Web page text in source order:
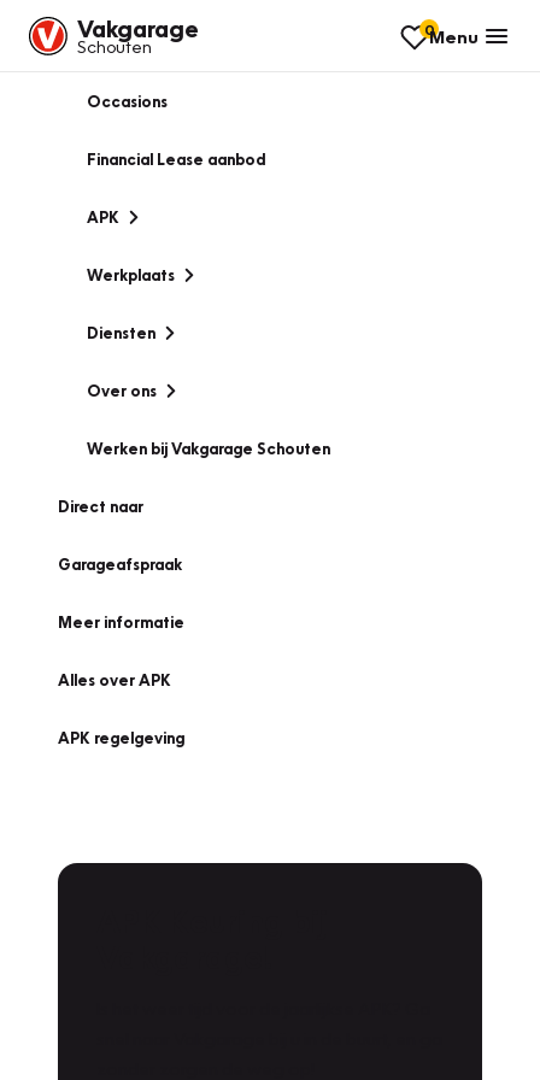
Vakgarage
Schouten
0Menu
Occasions
Financial Lease aanbod
APK
Werkplaats
Diensten
Over ons
Werken bij Vakgarage Schouten
Direct naar
Garageafspraak
Meer informatie
Alles over APK
APK regelgeving